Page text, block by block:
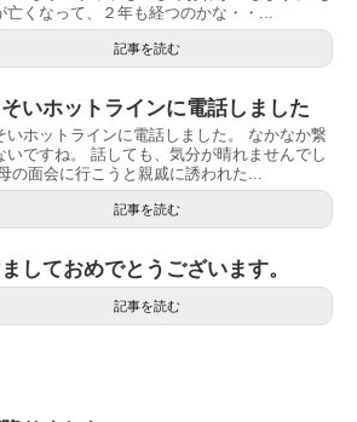
亡くなって、２年も経つのかな・・...
記事を読む
いホットラインに電話しました
いホットラインに電話しました。 なかなか繋
いですね。 話しても、気分が晴れませんでし
の面会に行こうと親戚に誘われた...
記事を読む
しておめでとうございます。
記事を読む